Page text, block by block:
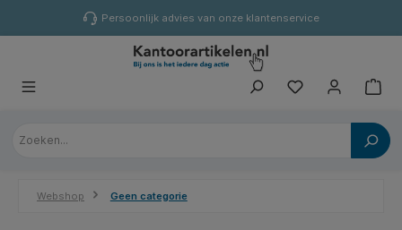
Persoonlijk advies van onze klantenservice
Webshop Geen categorie